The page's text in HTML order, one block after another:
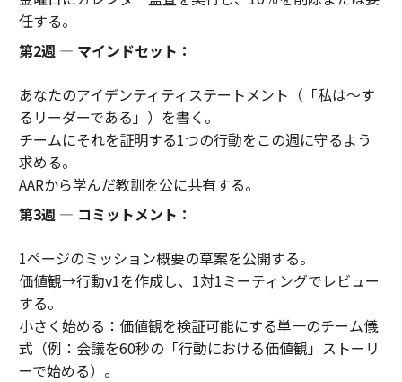
任する。
第2週 — マインドセット：
あなたのアイデンティティステートメント（「私は〜す
るリーダーである」）を書く。
チームにそれを証明する1つの行動をこの週に守るよう
求める。
AARから学んだ教訓を公に共有する。
第3週 — コミットメント：
1ページのミッション概要の草案を公開する。
価値観→行動v1を作成し、1対1ミーティングでレビュー
する。
小さく始める：価値観を検証可能にする単一のチーム儀
式（例：会議を60秒の「行動における価値観」ストーリ
ーで始める）。